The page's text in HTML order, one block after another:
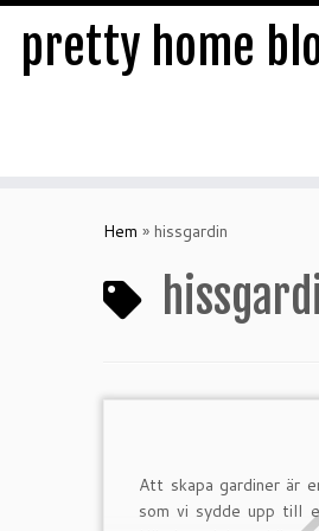
pretty home
Hem » hissgardin
Att skapa gardiner är
som vi sydde upp till